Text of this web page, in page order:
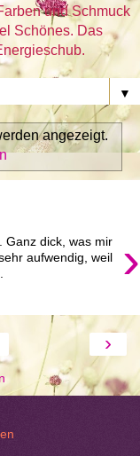
und Schmuck
Schönes. Das
▼
angezeigt.
›
Ganz dick, was mir
aufwendig, weil
›